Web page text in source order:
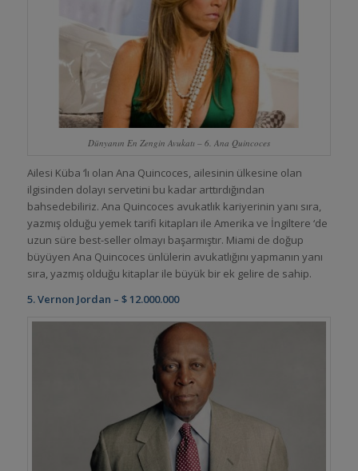
Dünyanın En Zengin Avukatı – 6. Ana Quincoces
Ailesi Küba ‘lı olan Ana Quincoces, ailesinin ülkesine olan
ilgisinden dolayı servetini bu kadar arttırdığından
bahsedebiliriz. Ana Quincoces avukatlık kariyerinin yanı sıra,
yazmış olduğu yemek tarifi kitapları ile Amerika ve İngiltere ‘de
uzun süre best-seller olmayı başarmıştır. Miami de doğup
büyüyen Ana Quincoces ünlülerin avukatlığını yapmanın yanı
sıra, yazmış olduğu kitaplar ile büyük bir ek gelire de sahip.
5. Vernon Jordan – $ 12.000.000